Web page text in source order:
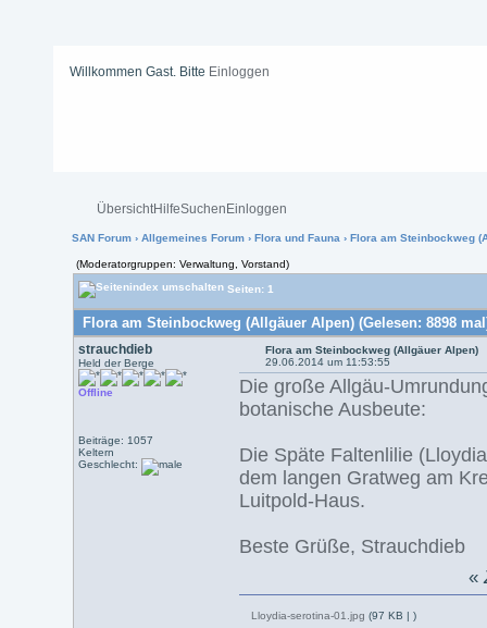
Willkommen Gast. Bitte Einloggen
ÜbersichtHilfeSuchen Einloggen
SAN Forum › Allgemeines Forum › Flora und Fauna › Flora am Steinbockweg
(Moderatorgruppen: Verwaltung, Vorstand)
Seiten: 1
Flora am Steinbockweg (Allgäuer Alpen) (Gelesen: 8898
strauchdieb
Held der Berge
Offline
Beiträge: 1057
Keltern
Geschlecht:
Flora am Steinbockweg (Allgäuer Alpen)
29.06.2014 um 11:53:55
Die große Allgäu-
botanische Ausbeute:
Die Späte Faltenlilie
dem langen Gratweg am
Luitpold-Haus.
Beste Grüße, Strauchdieb
«
Lloydia-serotina-01.jpg (97 KB | )